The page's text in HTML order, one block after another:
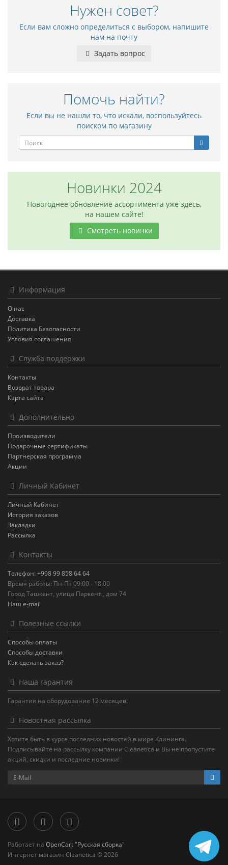
Нужен совет?
Если вам сложно определиться с выбором, напишите
нам на почту
Задать вопрос
Помочь найти?
Если вы не нашли то, что искали, воспользуйтесь
поиском по магазину
Новинки 2024
Новогоднее обновление ассортимента уже здесь,
на нашем сайте!
Смотреть новинки
Информация
О нас
Доставка
Политика Безопасности
Условия соглашения
Служба поддержки
Контакты
Возврат товара
Карта сайта
Дополнительно
Производители
Подарочные сертификаты
Партнерская программа
Акции
Личный Кабинет
Личный Кабинет
История заказов
Закладки
Рассылка
Контакты
Телефон: +998 99 858 64 64
Время работы: Пн-Пт 09:00 - 18:00
Город Ташкент, улица Паркент , дом 74
Наш e-mail
Полезные ссылки
Способы оплаты
Способы доставки
Как сделать заказ?
Наша гарантия
Гарантия на оборудование 12 месяцев!
Новостная рассылка
Хотите быть в курсе последних новостей в мире Клининга.
Подписывайте на рассылку компании Cleanetica и Вы не пропустите
акций, скидки и последние новинки!
Работает на OpenCart "Русская сборка"
Интернет магазин Cleanetica © 2026